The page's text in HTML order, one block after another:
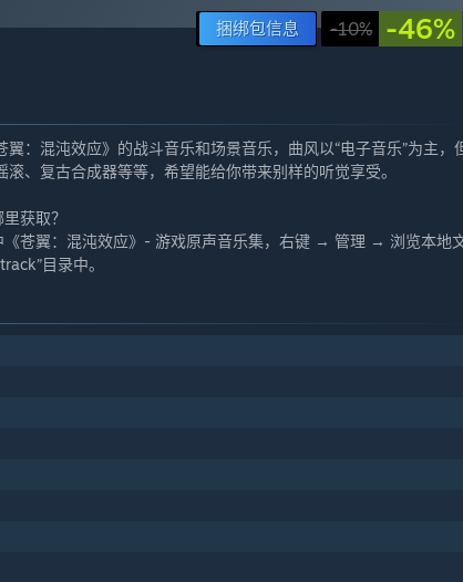
捆绑包信息 -10% -46%
翼：混沌效应》的战斗音乐和场景音乐，曲风以“电子音乐”为主
、复古合成器等等，希望能给你带来别样的听觉享受。
获取？
《苍翼：混沌效应》- 游戏原声音乐集，右键 → 管理 → 浏览本地
目录中。